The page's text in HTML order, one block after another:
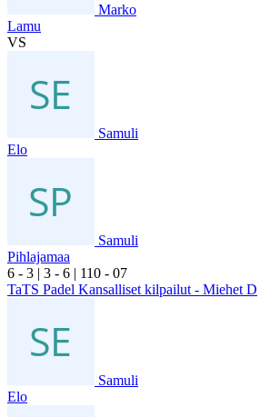
Marko
Lamu
VS
Samuli
Elo
Samuli
Pihlajamaa
6 - 3 | 3 - 6 | 110 - 07
TaTS Padel Kansalliset kilpailut - Miehet D
Samuli
Elo